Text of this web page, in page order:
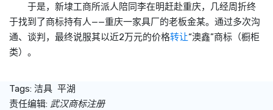
于是，新埭工商所派人陪同李在明赶赴重庆，几经周折终
于找到了商标持有人——重庆一家具厂的老板金某。通过多次沟
通、谈判，最终说服其以近2万元的价格转让“澳鑫”商标（橱柜
类）。
Tags: 洁具 平湖
责任编辑: 武汉商标注册